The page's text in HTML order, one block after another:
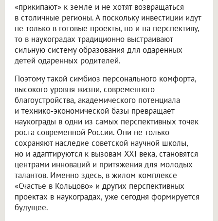
«прикипают» к земле и не хотят возвращаться
в столичные регионы. А поскольку инвестиции идут
не только в готовые проекты, но и на перспективу,
то в наукоградах традиционно выстраивают
сильную систему образования для одаренных
детей одаренных родителей.
Поэтому такой симбиоз персонального комфорта,
высокого уровня жизни, современного
благоустройства, академического потенциала
и технико-экономической базы превращает
наукограды в одни из самых перспективных точек
роста современной России. Они не только
сохраняют наследие советской научной школы,
но и адаптируются к вызовам XXI века, становятся
центрами инноваций и притяжения для молодых
талантов. Именно здесь, в жилом комплексе
«Счастье в Кольцово» и других перспективных
проектах в наукоградах, уже сегодня формируется
будущее.